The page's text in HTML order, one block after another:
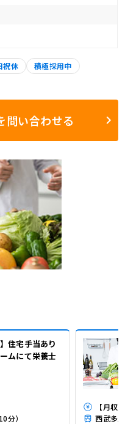
祝休
積極採用中
問い合わせる
住宅手当あり
ムにて栄養士
分）
【月収
西武多